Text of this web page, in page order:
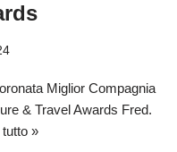
Miglior Compagnia
& Travel Awards Fred.
tutto »